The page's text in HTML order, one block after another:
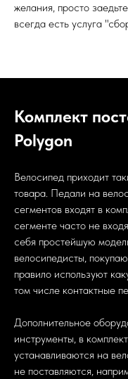
желания, просто
всегда есть услуга
Комплект
Polygon
Велосипед приходит
товара. Педали на
сегментов входят в
сегменте часто не
себя простейшую
велосипедисты,
правило используют
том числе контактные
Дополнительное
инструменты, в
устанавливаются на
не поставляются,